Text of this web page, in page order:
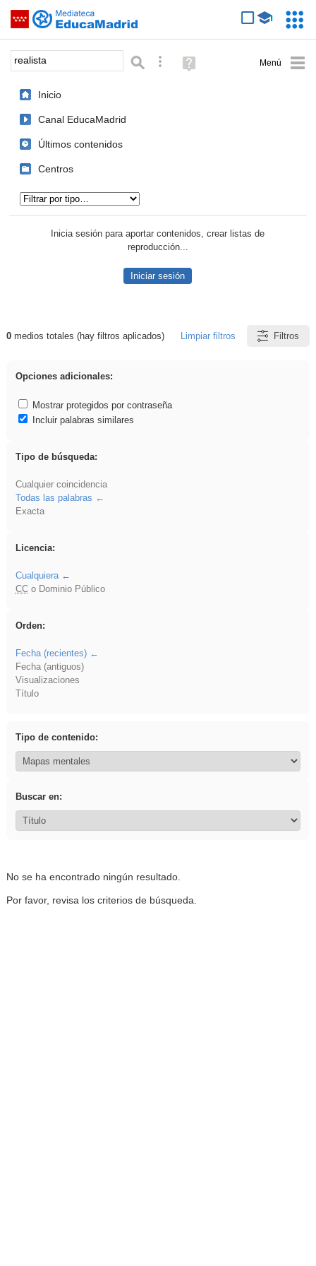
Saltar navegación
Palabra o frase: Búsqueda avanzada
Ayuda
(en
Inicio
Canal EducaMadrid
Últimos contenidos
Centros
Inicia sesión para aportar contenidos, crear listas de
reproducción...
Iniciar sesión
Resultados de: realista
0medios totales (hay filtros aplicados) Limpiar filtros Filtros
Opciones adicionales:
Mostrar protegidos por contraseña
Incluir palabras similares
Tipo de búsqueda:
Cualquier coincidencia
Todas las palabras
Exacta
Licencia:
Cualquiera
CCo Dominio Público
Orden:
Fecha (recientes)
Fecha (antiguos)
Visualizaciones
Título
Tipo de contenido:
Buscar en:
No se ha encontrado ningún resultado.
Por favor, revisa los criterios de búsqueda.